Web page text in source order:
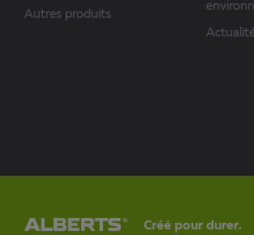
Autres produits
Créé pour durer.